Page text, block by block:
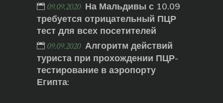
09.09.2020 На Мальдивы с 10.09
требуется отрицательный ПЦР
тест для всех посетителей
09.09.2020 Алгоритм действий
туриста при прохождении ПЦР-
тестирование в аэропорту
Египта: